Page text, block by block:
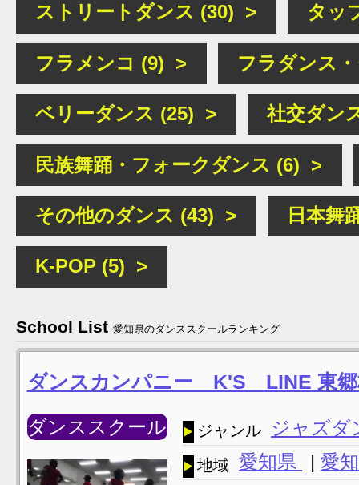
ストリートダンス (30) > タッ
フラメンコ (9) > フラダンス
ベリーダンス (25) > 社交ダン
民族舞踊・フォークダンス (6) >
その他のダンス (43) > 日本舞
K-POP (5) >
School List 愛知県のダンススクールランキング
ダンスカンパニー K'S LINE 東
ダンススクール ジャンル ジャズ
地域 愛知県 | 愛